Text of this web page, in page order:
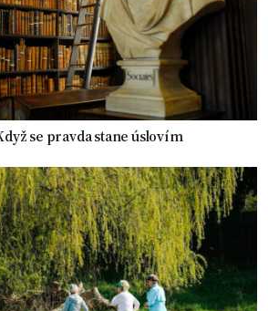
se pravda stane úslovím